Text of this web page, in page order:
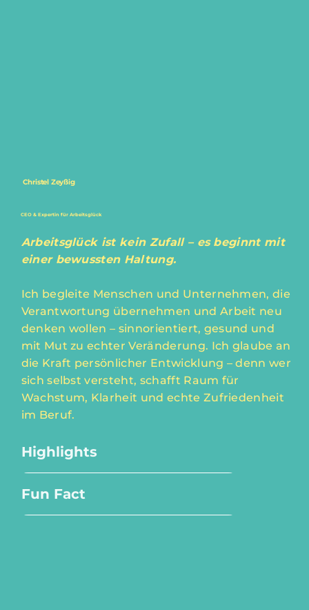
Christel Zeyßig
CEO & Expertin für Arbeitsglück
Arbeitsglück ist kein Zufall – es beginnt mit
einer bewussten Haltung.
Ich begleite Menschen und Unternehmen, die
Verantwortung übernehmen und Arbeit neu
denken wollen – sinnorientiert, gesund und
mit Mut zu echter Veränderung. Ich glaube an
die Kraft persönlicher Entwicklung – denn wer
sich selbst versteht, schafft Raum für
Wachstum, Klarheit und echte Zufriedenheit
im Beruf.
Highlights
Fun Fact